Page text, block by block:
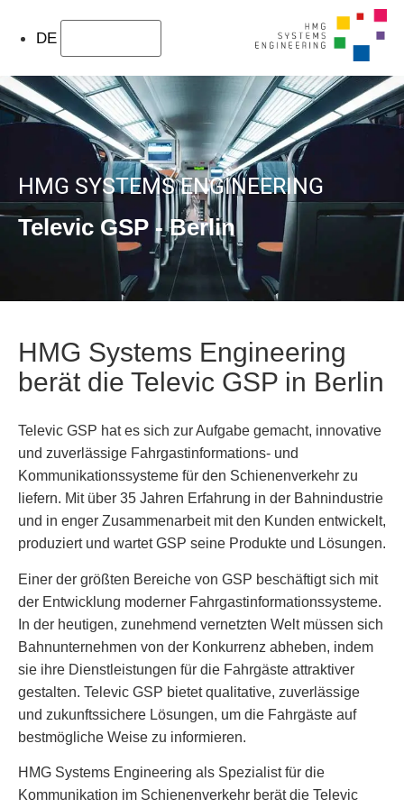
DE
HMG SYSTEMS ENGINEERING
Televic GSP - Berlin
HMG Systems Engineering
berät die Televic GSP in Berlin
Televic GSP hat es sich zur Aufgabe gemacht, innovative
und zuverlässige Fahrgastinformations- und
Kommunikationssysteme für den Schienenverkehr zu
liefern. Mit über 35 Jahren Erfahrung in der Bahnindustrie
und in enger Zusammenarbeit mit den Kunden entwickelt,
produziert und wartet GSP seine Produkte und Lösungen.
Einer der größten Bereiche von GSP beschäftigt sich mit
der Entwicklung moderner Fahrgastinformationssysteme.
In der heutigen, zunehmend vernetzten Welt müssen sich
Bahnunternehmen von der Konkurrenz abheben, indem
sie ihre Dienstleistungen für die Fahrgäste attraktiver
gestalten. Televic GSP bietet qualitative, zuverlässige
und zukunftssichere Lösungen, um die Fahrgäste auf
bestmögliche Weise zu informieren.
HMG Systems Engineering als Spezialist für die
Kommunikation im Schienenverkehr berät die Televic